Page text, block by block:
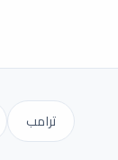
ترامب